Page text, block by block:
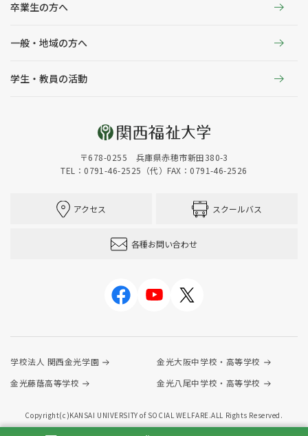
卒業生の方へ
一般・地域の方へ
学生・教員の活動
〒678-0255 兵庫県赤穂市新田380-3
TEL：0791-46-2525（代）FAX：0791-46-2526
アクセス スクールバス
各種お問い合わせ
学校法人 関西金光学園
金光大阪中学校・高等学校
金光藤蔭高等学校
金光八尾中学校・高等学校
Copyright(c)KANSAI UNIVERSITY of SOCIAL WELFARE.ALL Rights Reserved.